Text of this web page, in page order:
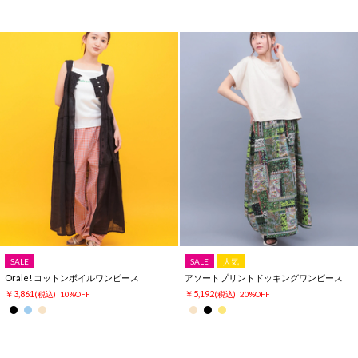
SALE
Orale! コットンボイルワンピース
￥3,861 (税込) 10%OFF
SALE 人気
アソートプリントドッキングワンピース
￥5,192(税込) 20%OFF